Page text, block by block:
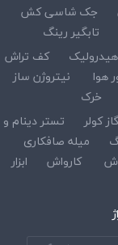
جک شاسی کش
تابگیر رینگ
کف تراش
هوا
نیتروژن ساز
خرک
کولر
تستر دینام و
میله صافکاری
کارواش
ابزار